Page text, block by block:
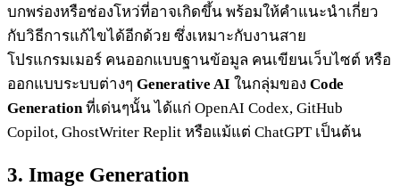
บกพร่องหรือช่องโหว่ที่อาจเกิดขึ้น พร้อมให้คำแนะนำเกี่ยว
กับวิธีการแก้ไขได้อีกด้วย ซึ่งเหมาะกับงานสาย
โปรแกรมเมอร์ คนออกแบบฐานข้อมูล คนเขียนเว็บไซต์ หรือ
ออกแบบระบบต่างๆ Generative AI ในกลุ่มของ Code
Generationที่เด่นๆนั้น ได้แก่ OpenAI Codex, GitHub
Copilot, GhostWriter Replit หรือแม้แต่ ChatGPT เป็นต้น
3. Image Generation